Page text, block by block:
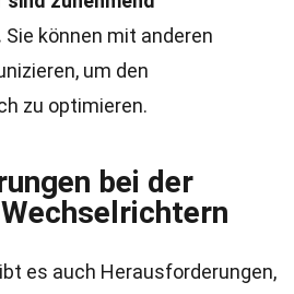
Sie können mit anderen
um den
zu optimieren.
bei der
es auch Herausforderungen,